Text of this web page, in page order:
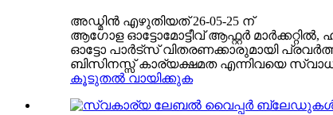
അഡ്മിൻ എഴുതിയത് 26-05-25 ന്
ആഗോള ഓട്ടോമോട്ടീവ് ആഫ്റ്റർ
ഓട്ടോ പാർട്സ് വിതരണക്കാരുമായി
ബിസിനസ്സ് കാര്യക്ഷമത എന്നിവയെ
കൂടുതൽ വായിക്കുക